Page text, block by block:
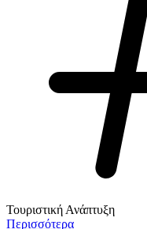
Τουριστική Ανάπτυξη
Περισσότερα